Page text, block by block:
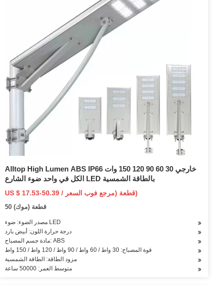
Alltop High Lumen ABS IP66 خارجي 30 60 90 120 150 وات
الكل في واحد ضوء الشارع LED بالطاقة الشمسية
US $ 17.53-50.39 / قطعة (مرجع فوب السعر)
50 قطعة (موك)
مصدر الضوء: ضوء LED
درجة حرارة اللون: أبيض بارد
مادة جسم المصباح: ABS
قوة المصباح: 30 واط / 60 واط / 90 واط / 120 واط / 150 واط
مزود الطاقة: الطاقة الشمسية
متوسط العمر: 50000 ساعة